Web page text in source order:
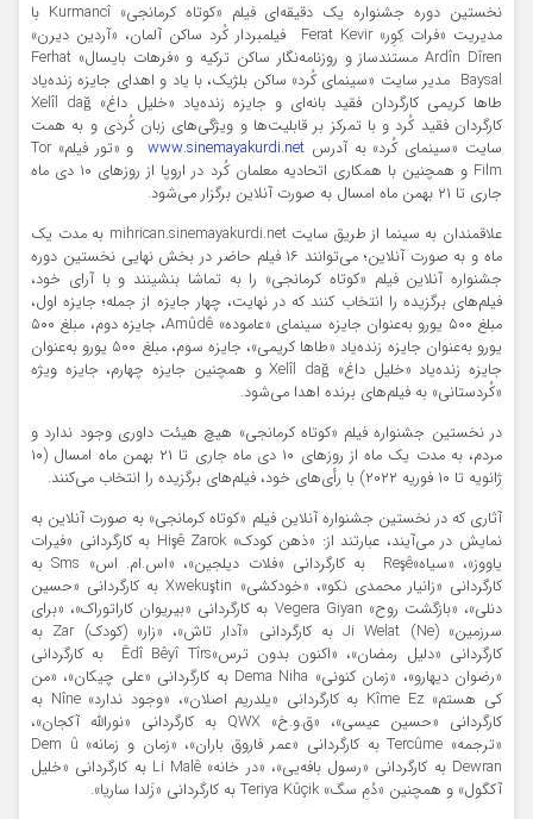
نخستین دوره جشنواره یک دقیقه‌ای فیلم «کوتاه کرمانجی» Kurmancî با
مدیریت «فرات کِوِر» Ferat Kevir فیلمبردار کُرد ساکن آلمان، «آردین دیرن»
Ardîn Dîren مستندساز و روزنامه‌نگار ساکن ترکیه و «فرهات بایسال» Ferhat
Baysal مدیر سایت «سینمای کُرد» ساکن بلژیک، با یاد و اهدای جایزه زنده‌یاد
طاها کریمی کارگردان فقید بانه‌ای و جایزه زنده‌یاد «خلیل داغ» Xelîl dağ
کارگردان فقید کُرد و با تمرکز بر قابلیت‌‌ها و ویژگی‌های زبان کُردی و به همت
سایت «سینمای کُرد» به آدرس www.sinemayakurdi.net
و «تور فیلم» Tor
Film و همچنین با همکاری اتحادیه معلمان کُرد در اروپا از روزهای ۱۰ دی ماه
جاری تا ۲۱ بهمن ماه امسال به صورت آنلاین برگزار می‌شود.
علاقمندان به سینما از طریق سایت mihrican.sinemayakurdi.net به مدت یک
ماه و به صورت آنلاین؛ می‌توانند ۱۶ فیلم‌ حاضر در بخش نهایی نخستین دوره
جشنواره آنلاین فیلم «کوتاه کرمانجی» را به تماشا بنشینند و با آرای خود،
فیلم‌های برگزیده را انتخاب کنند که در نهایت، چهار جایزه از جمله؛ جایزه اول،
مبلغ ۵۰۰ یورو به‌عنوان جایزه سینمای «عاموده» Amûdê، جایزه دوم، مبلغ ۵۰۰
یورو به‌عنوان جایزه زنده‌یاد «طاها کریمی»، جایزه سوم، مبلغ ۵۰۰ یورو به‌عنوان
جایزه زنده‌یاد «خلیل داغ» Xelîl dağ و همچنین جایزه چهارم، جایزه ویژه
«کُردستانی» به فیلم‌های برنده اهدا می‌شود.
در نخستین جشنواره فیلم «کوتاه کرمانجی» هیچ هیئت داوری وجود ندارد و
مردم، به مدت یک ماه از روزهای ۱۰ دی ماه جاری تا ۲۱ بهمن ماه امسال (۱۰
ژانویه تا ۱۰ فوریه ۲۰۲۲) با رأی‌های خود، فیلم‌های برگزیده را انتخاب می‌کنند.
آثاری که در نخستین جشنواره آنلاین فیلم «کوتاه کرمانجی» به صورت آنلاین به
نمایش در می‌آیند، عبارتند از: «ذهن کودک» Hişê Zarok به کارگردانی «فیرات
یاووز»، «سیاه»Reşê به کارگردانی «فلات دیلجین»، «اس.ام. اس» Sms به
کارگردانی «زانیار محمدی نکو»، «خودکشی» Xwekuştin به کارگردانی «حسین
دنلی»، «بازگشت روح» Vegera Giyan به کارگردانی «بیریوان کاراتوراک»، «برای
سرزمین» (Ne) Ji Welat به کارگردانی «آدار تاش»، «زار» (کودک) Zar به
کارگردانی «دلیل رمضان»، «اکنون بدون ترس»Êdî Bêyî Tîrs به کارگردانی
«رضوان دیهارو»، «زمان کنونی» Dema Niha به کارگردانی «علی چیکان»، «من
کی هستم» Kîme Ez به کارگردانی «یلدریم اصلان»، «وجود ندارد» Nîne به
کارگردانی «حسین عیسی»، «ق.و.خ» QWX به کارگردانی «نورالله آکجان»،
«ترجمه» Tercûme به کارگردانی «عمر فاروق باران»، «زمان‌ و زمانه» Dem û
Dewran به کارگردانی «رسول بافه‌یی»، «در خانه» Li Malê به کارگردانی «خلیل
آکگول» و همچنین «دُمِ سگ» Teriya Kûçik به کارگردانی «زَلدا ساریا».